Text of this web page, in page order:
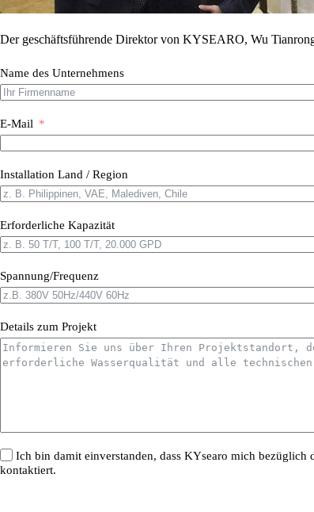
Der geschäftsführende Direktor von KYSEARO, Wu
Name des Unternehmens
E-Mail
Installation Land / Region
Erforderliche Kapazität
Spannung/Frequenz
Details zum Projekt
Ich bin damit einverstanden, dass KYsearo mich bezüglich
kontaktiert.